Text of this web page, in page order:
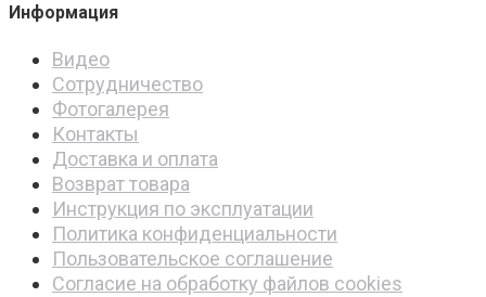
Информация
Видео
Сотрудничество
Фотогалерея
Контакты
Доставка и оплата
Возврат товара
Инструкция по эксплуатации
Политика конфиденциальности
Пользовательское соглашение
Согласие на обработку файлов cookies